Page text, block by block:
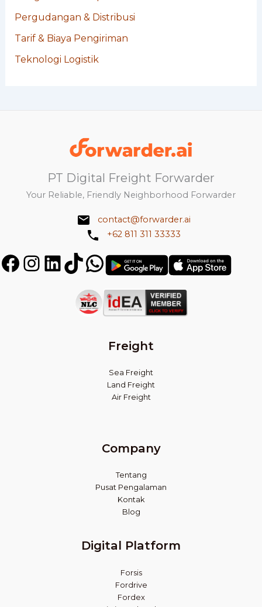
Pergudangan & Distribusi
Tarif & Biaya Pengiriman
Teknologi Logistik
PT Digital Freight Forwarder
Your Reliable, Friendly Neighborhood Forwarder
contact@forwarder.ai
+62 811 311 33333
FacebookInstagramLinkedIn
TikTokWhatsApp
Get
it
on
Play
Store
Get
in
Freight
Sea Freight
Land Freight
Air Freight
Company
Tentang
Pusat Pengalaman
Kontak
Blog
Digital Platform
Forsis
Fordrive
Fordex